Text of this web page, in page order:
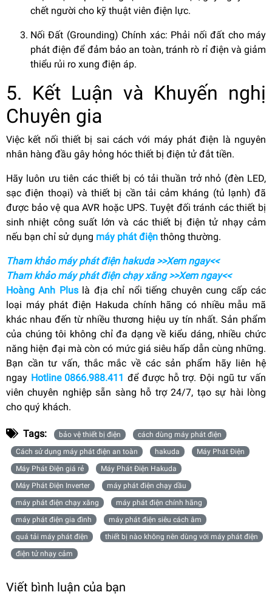
chết người cho kỹ thuật viên điện lực.
Nối Đất (Grounding) Chính xác: Phải nối đất cho máy
phát điện để đảm bảo an toàn, tránh rò rỉ điện và giảm
thiểu rủi ro xung điện áp.
5. Kết Luận và Khuyến nghị
Chuyên gia
Việc kết nối thiết bị sai cách với máy phát điện là nguyên
nhân hàng đầu gây hỏng hóc thiết bị điện tử đắt tiền.
Hãy luôn ưu tiên các thiết bị có tải thuần trở nhỏ (đèn LED,
sạc điện thoại) và thiết bị cần tải cảm kháng (tủ lạnh) đã
được bảo vệ qua AVR hoặc UPS. Tuyệt đối tránh các thiết bị
sinh nhiệt công suất lớn và các thiết bị điện tử nhạy cảm
nếu bạn chỉ sử dụng máy phát điện thông thường.
Tham khảo máy phát điện hakuda >>Xem ngay<<
Tham khảo máy phát điện chạy xăng >>Xem ngay<<
Hoàng Anh Plus là địa chỉ nổi tiếng chuyên cung cấp các
loại máy phát điện Hakuda chính hãng có nhiều mẫu mã
khác nhau đến từ nhiều thương hiệu uy tín nhất. Sản phẩm
của chúng tôi không chỉ đa dạng về kiểu dáng, nhiều chức
năng hiện đại mà còn có mức giá siêu hấp dẫn cùng những.
Bạn cần tư vấn, thắc mắc về các sản phẩm hãy liên hệ
ngay Hotline 0866.988.411 để được hỗ trợ. Đội ngũ tư vấn
viên chuyên nghiệp sẵn sàng hỗ trợ 24/7, tạo sự hài lòng
cho quý khách.
Tags: bảo vệ thiết bị điện
cách dùng máy phát điện
Cách sử dụng máy phát điện an toàn
hakuda
Máy Phát Điện
Máy Phát Điện giá rẻ
Máy Phát Điện Hakuda
Máy Phát Điện Inverter
máy phát điện chạy dầu
máy phát điện chạy xăng
máy phát điện chính hãng
máy phát điện gia đình
máy phát điện siêu cách âm
quá tải máy phát điện
thiết bị nào không nên dùng với máy phát điện
điện tử nhạy cảm
Viết bình luận của bạn